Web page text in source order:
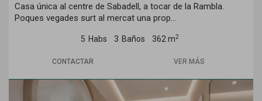
Casa única al centre de Sabadell, a tocar de la Rambla.
Poques vegades surt al mercat una prop...
5 Habs 3 Baños 362 m2
CONTACTAR VER MÁS
Previous Next